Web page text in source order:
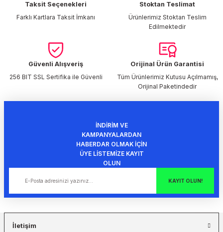
Ürün resmi kalitesiz, bozuk veya görüntülenemiyor.
Ürün açıklamasında eksik bilgiler bulunuyor.
Ürün fiyatı diğer sitelerden daha pahalı.
Bu ürüne benzer farklı alternatifler olmalı.
Gönder
Taksit Seçenekleri
Farklı Kartlara Taksit İmkanı
Stoktan Teslimat
Ürünlerimiz Stoktan Teslim
Edilmektedir
Güvenli Alışveriş
256 BIT SSL Sertifika ile Güvenli
Orijinal Ürün Garantisi
Tüm Ürünlerimiz Kutusu Açılmamış,
Orijinal Paketindedir
İNDİRİM VE
KAMPANYALARDAN
HABERDAR OLMAK İÇİN
ÜYE LİSTEMİZE KAYIT
OLUN
KAYIT OLUN!
İletişim